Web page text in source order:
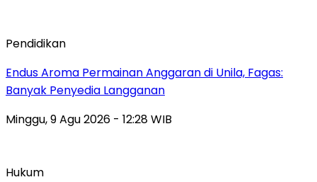
Pendidikan
Endus Aroma Permainan Anggaran di Unila, Fagas:
Banyak Penyedia Langganan
Minggu, 9 Agu 2026 - 12:28 WIB
Hukum